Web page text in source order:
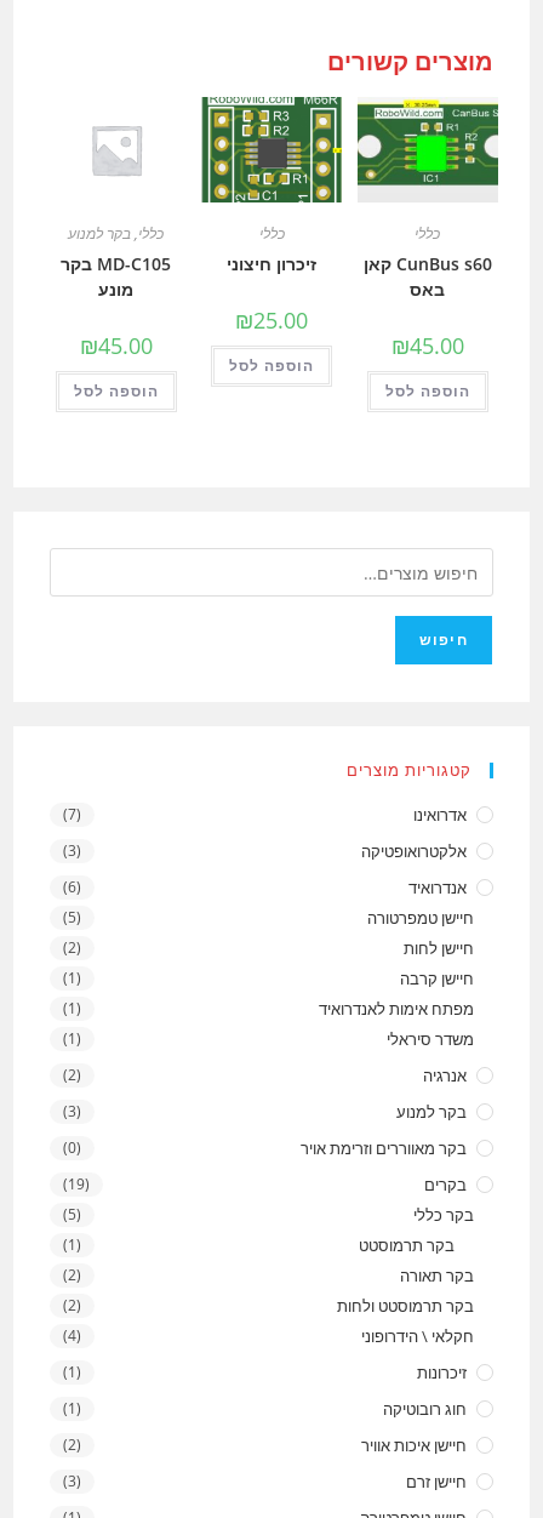
מוצרים קשורים
כללי
CunBus s60 קאן
באס
₪45.00
הוספה לסל
כללי
זיכרון חיצוני
₪25.00
הוספה לסל
כללי,בקר למנוע
MD-C105 בקר
מונע
₪45.00
הוספה לסל
חיפוש
קטגוריות מוצרים
אדרואינו (7)
אלקטרואופטיקה (3)
אנדרואיד (6)
חיישן טמפרטורה (5)
חיישן לחות (2)
חיישן קרבה (1)
מפתח אימות לאנדרואיד (1)
משדר סיראלי (1)
אנרגיה (2)
בקר למנוע (3)
בקר מאווררים וזרימת אויר (0)
בקרים (19)
בקר כללי (5)
בקר תרמוסטט (1)
בקר תאורה (2)
בקר תרמוסטט ולחות (2)
חקלאי \ הידרופוני (4)
זיכרונות (1)
חוג רובוטיקה (1)
חיישן איכות אוויר (2)
חיישן זרם (3)